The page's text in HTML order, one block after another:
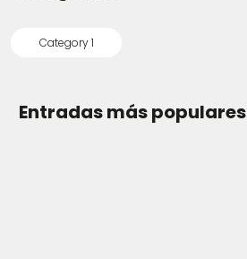
Category 1
Entradas más populares